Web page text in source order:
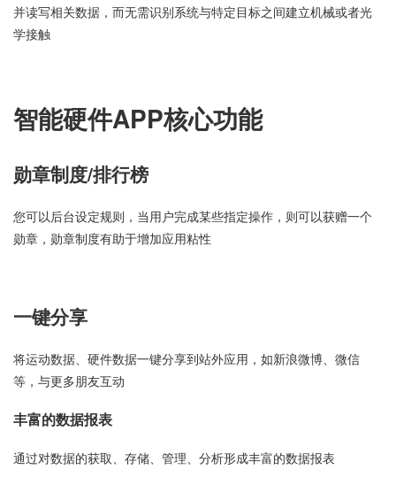
并读写相关数据，而无需识别系统与特定目标之间建立机械或者光
学接触
智能硬件APP核心功能
勋章制度/排行榜
您可以后台设定规则，当用户完成某些指定操作，则可以获赠一个
勋章，勋章制度有助于增加应用粘性
一键分享
将运动数据、硬件数据一键分享到站外应用，如新浪微博、微信
等，与更多朋友互动
丰富的数据报表
通过对数据的获取、存储、管理、分析形成丰富的数据报表